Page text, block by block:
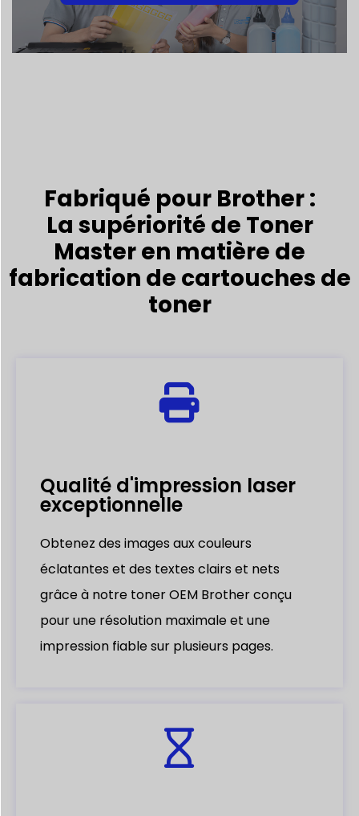
Fabriqué pour Brother :
La supériorité de Toner
Master en matière de
fabrication de cartouches de
toner
Qualité d'impression laser
exceptionnelle
Obtenez des images aux couleurs
éclatantes et des textes clairs et nets
grâce à notre toner OEM Brother conçu
pour une résolution maximale et une
impression fiable sur plusieurs pages.